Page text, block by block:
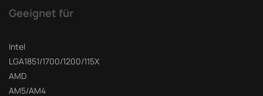
Geeignet für
Intel
LGA1851/1700/1200/115X
AMD
AM5/AM4